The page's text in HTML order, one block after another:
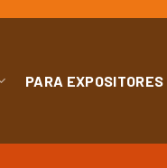
PARA EXPOSITORES